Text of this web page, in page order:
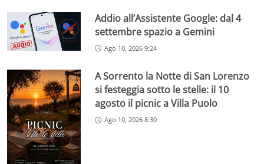
Addio all’Assistente Google: dal 4
settembre spazio a Gemini
Ago 10, 2026 9:24
A Sorrento la Notte di San Lorenzo
si festeggia sotto le stelle: il 10
agosto il picnic a Villa Puolo
Ago 10, 2026 8:30